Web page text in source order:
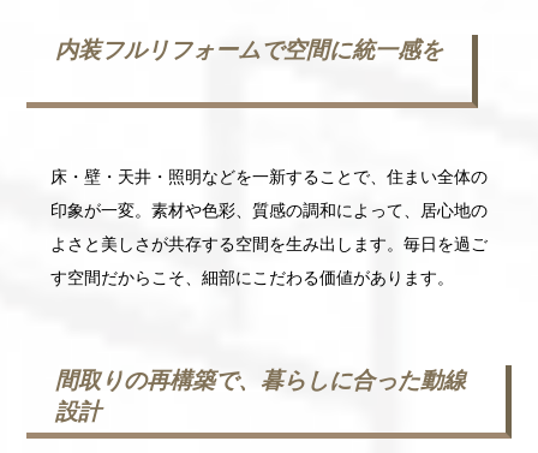
内装フルリフォームで空間に統一感を
床・壁・天井・照明などを一新することで、住まい全体の
印象が一変。素材や色彩、質感の調和によって、居心地の
よさと美しさが共存する空間を生み出します。毎日を過ご
す空間だからこそ、細部にこだわる価値があります。
間取りの再構築で、暮らしに合った動線
設計